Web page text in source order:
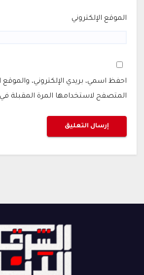
الموقع الإلكتروني
احفظ اسمي، بريدي الإلكتروني، والموقع
المتصفح لاستخدامها المرة المقبلة